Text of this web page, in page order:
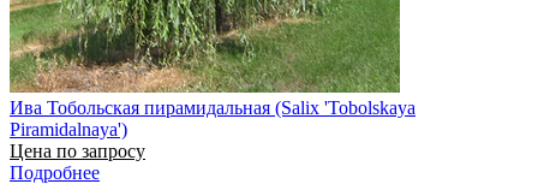
Ива Тобольская пирамидальная (Salix 'Tobolskaya
Piramidalnaya')
Цена по запросу
Подробнее